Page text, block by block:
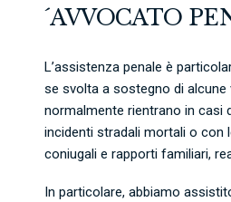
´AVVOCATO
L’assistenza penale è
se svolta a sostegno di alcune
normalmente rientrano in casi
incidenti stradali mortali o con
coniugali e rapporti familiari,
In particolare, abbiamo